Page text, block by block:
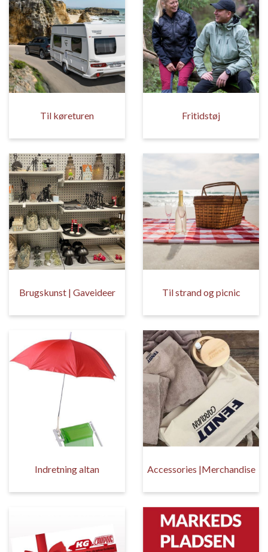
Til køreturen Fritidstøj
Brugskunst | Gaveideer Til strand og picnic
Indretning altan Accessories |Merchandise